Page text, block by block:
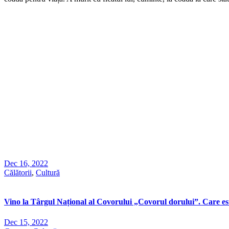
Dec 16, 2022
Călătorii, Cultură
Vino la Târgul Național al Covorului „Covorul dorului”. Care
Dec 15, 2022